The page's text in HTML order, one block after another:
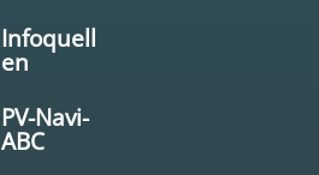
Infoquell
en
PV-Navi-
ABC